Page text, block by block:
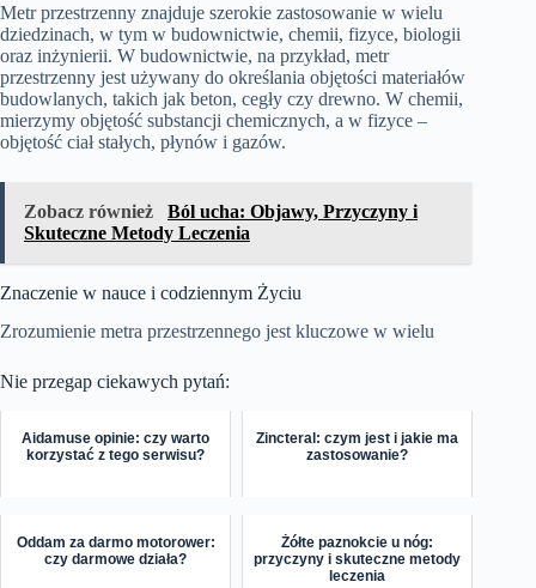
Metr przestrzenny znajduje szerokie zastosowanie w wielu
dziedzinach, w tym w budownictwie, chemii, fizyce, biologii
oraz inżynierii. W budownictwie, na przykład, metr
przestrzenny jest używany do określania objętości materiałów
budowlanych, takich jak beton, cegły czy drewno. W chemii,
mierzymy objętość substancji chemicznych, a w fizyce –
objętość ciał stałych, płynów i gazów.
Zobacz również
Ból ucha: Objawy, Przyczyny i
Skuteczne Metody Leczenia
Znaczenie w nauce i codziennym Życiu
Zrozumienie metra przestrzennego jest kluczowe w wielu
Nie przegap ciekawych pytań:
Aidamuse opinie: czy warto
korzystać z tego serwisu?
Zincteral: czym jest i jakie ma
zastosowanie?
Oddam za darmo motorower:
czy darmowe działa?
Żółte paznokcie u nóg:
przyczyny i skuteczne metody
leczenia